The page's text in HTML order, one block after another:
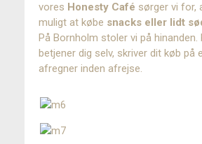
vores Honesty Café sørger vi for,
muligt at købe snacks eller lidt
På Bornholm stoler vi på hinanden.
betjener dig selv, skriver dit køb på
afregner inden afrejse.